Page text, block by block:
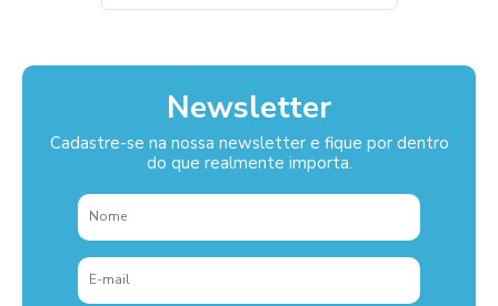
Newsletter
Cadastre-se na nossa newsletter e fique por dentro
do que realmente importa.